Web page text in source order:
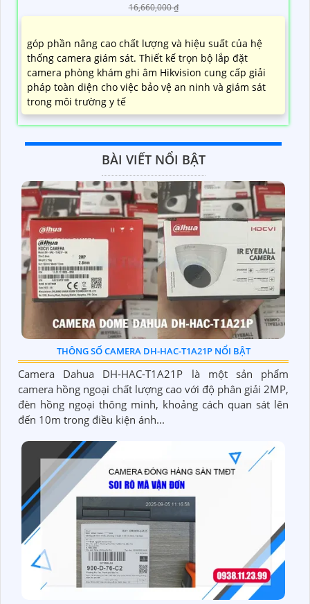
16,660,000 ₫
góp phần nâng cao chất lượng và hiệu suất của hệ
thống camera giám sát. Thiết kế trọn bộ lắp đặt
camera phòng khám ghi âm Hikvision cung cấp giải
pháp toàn diện cho việc bảo vệ an ninh và giám sát
trong môi trường y tế
BÀI VIẾT NỔI BẬT
THÔNG SỐ CAMERA DH-HAC-T1A21P NỔI BẬT
Camera Dahua DH-HAC-T1A21P là một sản phẩm
camera hồng ngoại chất lượng cao với độ phân giải 2MP,
đèn hồng ngoại thông minh, khoảng cách quan sát lên
đến 10m trong điều kiện ánh...